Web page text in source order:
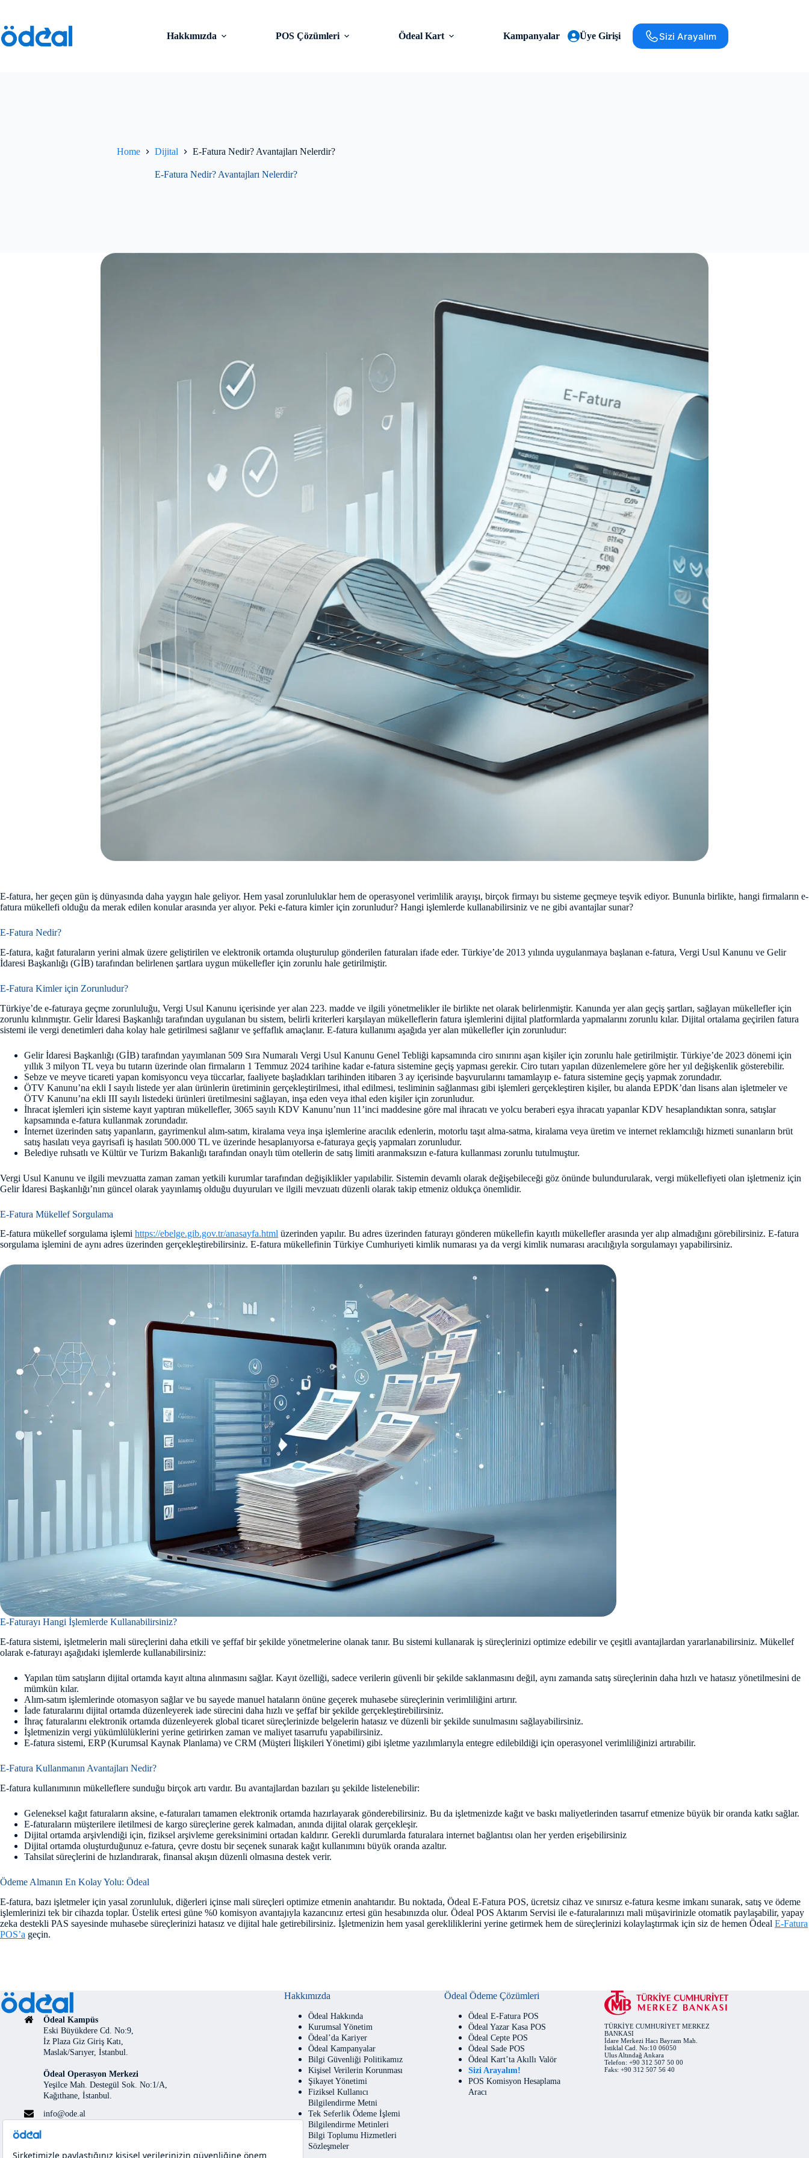
content
Hakkımızda
POS Çözümleri Ödeal Kart Kampanyalar Ödeal Blog
Üye Girişi Sizi Arayalım
Home Dijital E-Fatura Nedir? Avantajları Nelerdir?
E-Fatura Nedir? Avantajları Nelerdir?
E-fatura, her geçen gün iş dünyasında daha yaygın hale geliyor. Hem yasal zorunluluklar hem de operasyonel verimlilik arayışı, birçok firmayı bu sisteme geçmeye teşvik ediyor. Bununla birlikte, hangi firmaların e-
fatura mükellefi olduğu da merak edilen konular arasında yer alıyor. Peki e-fatura kimler için zorunludur? Hangi işlemlerde kullanabilirsiniz ve ne gibi avantajlar sunar?
E-Fatura Nedir?
E-fatura, kağıt faturaların yerini almak üzere geliştirilen ve elektronik ortamda oluşturulup gönderilen faturaları ifade eder. Türkiye’de 2013 yılında uygulanmaya başlanan e-fatura, Vergi Usul Kanunu ve Gelir
İdaresi Başkanlığı (GİB) tarafından belirlenen şartlara uygun mükellefler için zorunlu hale getirilmiştir.
E-Fatura Kimler için Zorunludur?
Türkiye’de e-faturaya geçme zorunluluğu, Vergi Usul Kanunu içerisinde yer alan 223. madde ve ilgili yönetmelikler ile birlikte net olarak belirlenmiştir. Kanunda yer alan geçiş şartları, sağlayan mükellefler için
zorunlu kılınmıştır. Gelir İdaresi Başkanlığı tarafından uygulanan bu sistem, belirli kriterleri karşılayan mükelleflerin fatura işlemlerini dijital platformlarda yapmalarını zorunlu kılar. Dijital ortalama geçirilen fatura
sistemi ile vergi denetimleri daha kolay hale getirilmesi sağlanır ve şeffaflık amaçlanır. E-fatura kullanımı aşağıda yer alan mükellefler için zorunludur:
Gelir İdaresi Başkanlığı (GİB) tarafından yayımlanan 509 Sıra Numaralı Vergi Usul Kanunu Genel Tebliği kapsamında ciro sınırını aşan kişiler için zorunlu hale getirilmiştir. Türkiye’de 2023 dönemi için
yıllık 3 milyon TL veya bu tutarın üzerinde olan firmaların 1 Temmuz 2024 tarihine kadar e-fatura sistemine geçiş yapması gerekir. Ciro tutarı yapılan düzenlemelere göre her yıl değişkenlik gösterebilir.
Sebze ve meyve ticareti yapan komisyoncu veya tüccarlar, faaliyete başladıkları tarihinden itibaren 3 ay içerisinde başvurularını tamamlayıp e- fatura sistemine geçiş yapmak zorundadır.
ÖTV Kanunu’na ekli I sayılı listede yer alan ürünlerin üretiminin gerçekleştirilmesi, ithal edilmesi, tesliminin sağlanması gibi işlemleri gerçekleştiren kişiler, bu alanda EPDK’dan lisans alan işletmeler ve
ÖTV Kanunu’na ekli III sayılı listedeki ürünleri üretilmesini sağlayan, inşa eden veya ithal eden kişiler için zorunludur.
İhracat işlemleri için sisteme kayıt yaptıran mükellefler, 3065 sayılı KDV Kanunu’nun 11’inci maddesine göre mal ihracatı ve yolcu beraberi eşya ihracatı yapanlar KDV hesaplandıktan sonra, satışlar
kapsamında e-fatura kullanmak zorundadır.
İnternet üzerinden satış yapanların, gayrimenkul alım-satım, kiralama veya inşa işlemlerine aracılık edenlerin, motorlu taşıt alma-satma, kiralama veya üretim ve internet reklamcılığı hizmeti sunanların brüt
satış hasılatı veya gayrisafi iş hasılatı 500.000 TL ve üzerinde hesaplanıyorsa e-faturaya geçiş yapmaları zorunludur.
Belediye ruhsatlı ve Kültür ve Turizm Bakanlığı tarafından onaylı tüm otellerin de satış limiti aranmaksızın e-fatura kullanması zorunlu tutulmuştur.
Vergi Usul Kanunu ve ilgili mevzuatta zaman zaman yetkili kurumlar tarafından değişiklikler yapılabilir. Sistemin devamlı olarak değişebileceği göz önünde bulundurularak, vergi mükellefiyeti olan işletmeniz için
Gelir İdaresi Başkanlığı’nın güncel olarak yayınlamış olduğu duyuruları ve ilgili mevzuatı düzenli olarak takip etmeniz oldukça önemlidir.
E-Fatura Mükellef Sorgulama
E-fatura mükellef sorgulama işlemi https://ebelge.gib.gov.tr/anasayfa.html üzerinden yapılır. Bu adres üzerinden faturayı gönderen mükellefin kayıtlı mükellefler arasında yer alıp almadığını görebilirsiniz. E-fatura
sorgulama işlemini de aynı adres üzerinden gerçekleştirebilirsiniz. E-fatura mükellefinin Türkiye Cumhuriyeti kimlik numarası ya da vergi kimlik numarası aracılığıyla sorgulamayı yapabilirsiniz.
E-Faturayı Hangi İşlemlerde Kullanabilirsiniz?
E-fatura sistemi, işletmelerin mali süreçlerini daha etkili ve şeffaf bir şekilde yönetmelerine olanak tanır. Bu sistemi kullanarak iş süreçlerinizi optimize edebilir ve çeşitli avantajlardan yararlanabilirsiniz. Mükellef
olarak e-faturayı aşağıdaki işlemlerde kullanabilirsiniz:
Yapılan tüm satışların dijital ortamda kayıt altına alınmasını sağlar. Kayıt özelliği, sadece verilerin güvenli bir şekilde saklanmasını değil, aynı zamanda satış süreçlerinin daha hızlı ve hatasız yönetilmesini de
mümkün kılar.
Alım-satım işlemlerinde otomasyon sağlar ve bu sayede manuel hataların önüne geçerek muhasebe süreçlerinin verimliliğini artırır.
İade faturalarını dijital ortamda düzenleyerek iade sürecini daha hızlı ve şeffaf bir şekilde gerçekleştirebilirsiniz.
İhraç faturalarını elektronik ortamda düzenleyerek global ticaret süreçlerinizde belgelerin hatasız ve düzenli bir şekilde sunulmasını sağlayabilirsiniz.
İşletmenizin vergi yükümlülüklerini yerine getirirken zaman ve maliyet tasarrufu yapabilirsiniz.
E-fatura sistemi, ERP (Kurumsal Kaynak Planlama) ve CRM (Müşteri İlişkileri Yönetimi) gibi işletme yazılımlarıyla entegre edilebildiği için operasyonel verimliliğinizi artırabilir.
E-Fatura Kullanmanın Avantajları Nedir?
E-fatura kullanımının mükelleflere sunduğu birçok artı vardır. Bu avantajlardan bazıları şu şekilde listelenebilir:
Geleneksel kağıt faturaların aksine, e-faturaları tamamen elektronik ortamda hazırlayarak gönderebilirsiniz. Bu da işletmenizde kağıt ve baskı maliyetlerinden tasarruf etmenize büyük bir oranda katkı sağlar.
E-faturaların müşterilere iletilmesi de kargo süreçlerine gerek kalmadan, anında dijital olarak gerçekleşir.
Dijital ortamda arşivlendiği için, fiziksel arşivleme gereksinimini ortadan kaldırır. Gerekli durumlarda faturalara internet bağlantısı olan her yerden erişebilirsiniz
Dijital ortamda oluşturduğunuz e-fatura, çevre dostu bir seçenek sunarak kağıt kullanımını büyük oranda azaltır.
Tahsilat süreçlerini de hızlandırarak, finansal akışın düzenli olmasına destek verir.
Ödeme Almanın En Kolay Yolu: Ödeal
E-fatura, bazı işletmeler için yasal zorunluluk, diğerleri içinse mali süreçleri optimize etmenin anahtarıdır. Bu noktada, Ödeal E-Fatura POS, ücretsiz cihaz ve sınırsız e-fatura kesme imkanı sunarak, satış ve ödeme
işlemlerinizi tek bir cihazda toplar. Üstelik ertesi güne %0 komisyon avantajıyla kazancınız ertesi gün hesabınızda olur. Ödeal POS Aktarım Servisi ile e-faturalarınızı mali müşavirinizle otomatik paylaşabilir, yapay
zeka destekli PAS sayesinde muhasebe süreçlerinizi hatasız ve dijital hale getirebilirsiniz. İşletmenizin hem yasal gerekliliklerini yerine getirmek hem de süreçlerinizi kolaylaştırmak için siz de hemen Ödeal E-Fatura
POS’a geçin.
Ödeal Kampüs
Eski Büyükdere Cd. No:9,
İz Plaza Giz Giriş Katı,
Maslak/Sarıyer, İstanbul.
Ödeal Operasyon Merkezi
Yeşilce Mah. Destegül Sok. No:1/A,
Kağıthane, İstanbul.
info@ode.al
Hakkımızda
Ödeal Hakkında
Kurumsal Yönetim
Ödeal’da Kariyer
Ödeal Kampanyalar
Bilgi Güvenliği Politikamız
Kişisel Verilerin Korunması
Şikayet Yönetimi
Fiziksel Kullanıcı
Bilgilendirme Metni
Tek Seferlik Ödeme İşlemi
Bilgilendirme Metinleri
Bilgi Toplumu Hizmetleri
Sözleşmeler
Ödeal Ödeme Çözümleri
Ödeal E-Fatura POS
Ödeal Yazar Kasa POS
Ödeal Cepte POS
Ödeal Sade POS
Ödeal Kart’ta Akıllı Valör
Sizi Arayalım!
POS Komisyon Hesaplama
Aracı
TÜRKİYE CUMHURİYET MERKEZ
BANKASI
İdare Merkezi Hacı Bayram Mah.
İstiklal Cad. No:10 06050
Ulus Altındağ Ankara
Telefon: +90 312 507 50 00
Faks: +90 312 507 56 40